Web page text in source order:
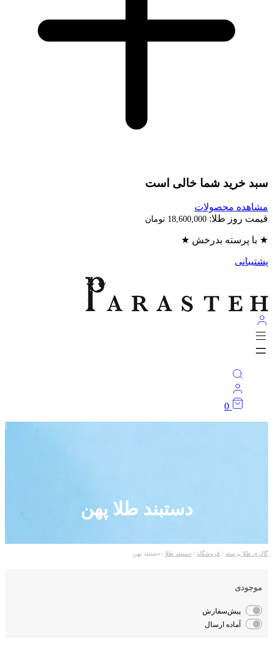
خرید شما خالی است
محصولات
روز طلا:18,600,000 تومان
با پرسته بدرخش ★
0
دستبند طلا پهن
طلا پرسته /فروشگاه/دستبند طلا / دستبند پهن
موجودی
پیش‌سفارش
آماده ارسال